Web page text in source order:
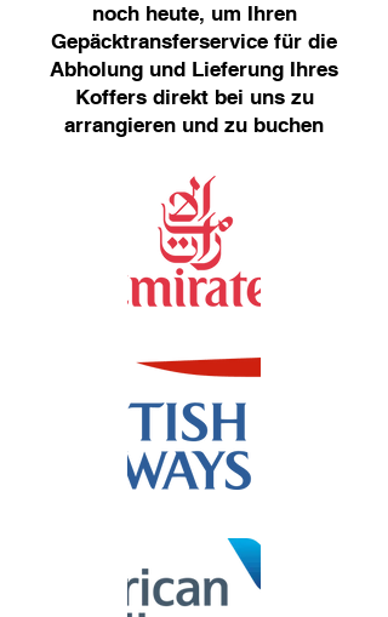
noch heute, um Ihren
Gepäcktransferservice für die
Abholung und Lieferung Ihres
Koffers direkt bei uns zu
arrangieren und zu buchen